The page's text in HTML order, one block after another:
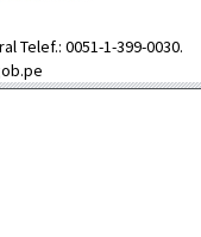
Telef.: 0051-1-399-0030.